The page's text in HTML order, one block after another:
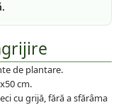
de plantare.
cm.
cu grijă, fără a sfărâma